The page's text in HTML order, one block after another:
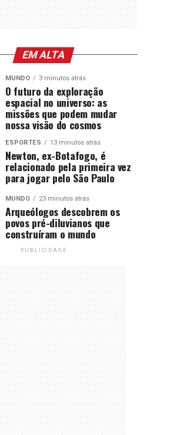
EM ALTA
MUNDO 3 minutos atrás
O futuro da exploração
espacial no universo: as
missões que podem mudar
nossa visão do cosmos
ESPORTES 13 minutos atrás
Newton, ex-Botafogo, é
relacionado pela primeira vez
para jogar pelo São Paulo
MUNDO 23 minutos atrás
Arqueólogos descobrem os
povos pré-diluvianos que
construíram o mundo
PUBLICIDADE